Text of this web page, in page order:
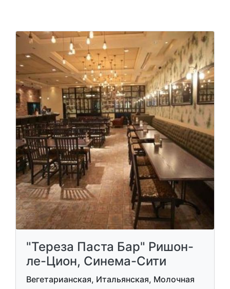
"Тереза ​​Паста Бар" Ришон-
ле-Цион, Синема-Сити
Вегетарианская, Итальянская, Молочная